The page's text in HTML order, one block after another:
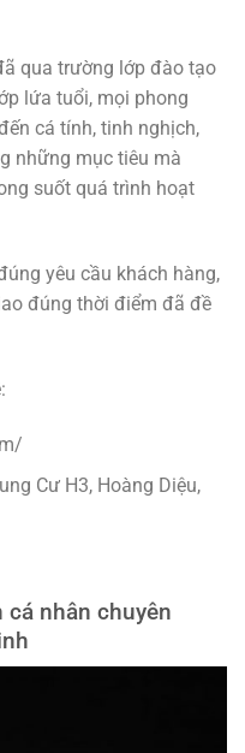
qua trường lớp đào tạo
lứa tuổi, mọi phong
cá tính, tinh nghịch,
những mục tiêu mà
suốt quá trình hoạt
yêu cầu khách hàng,
đúng thời điểm đã đề
Cư H3, Hoàng Diệu,
nhân chuyên